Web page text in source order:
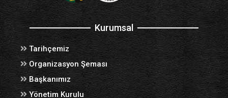
Kurumsal
Tarihçemiz
Organizasyon Şeması
Başkanımız
Yönetim Kurulu